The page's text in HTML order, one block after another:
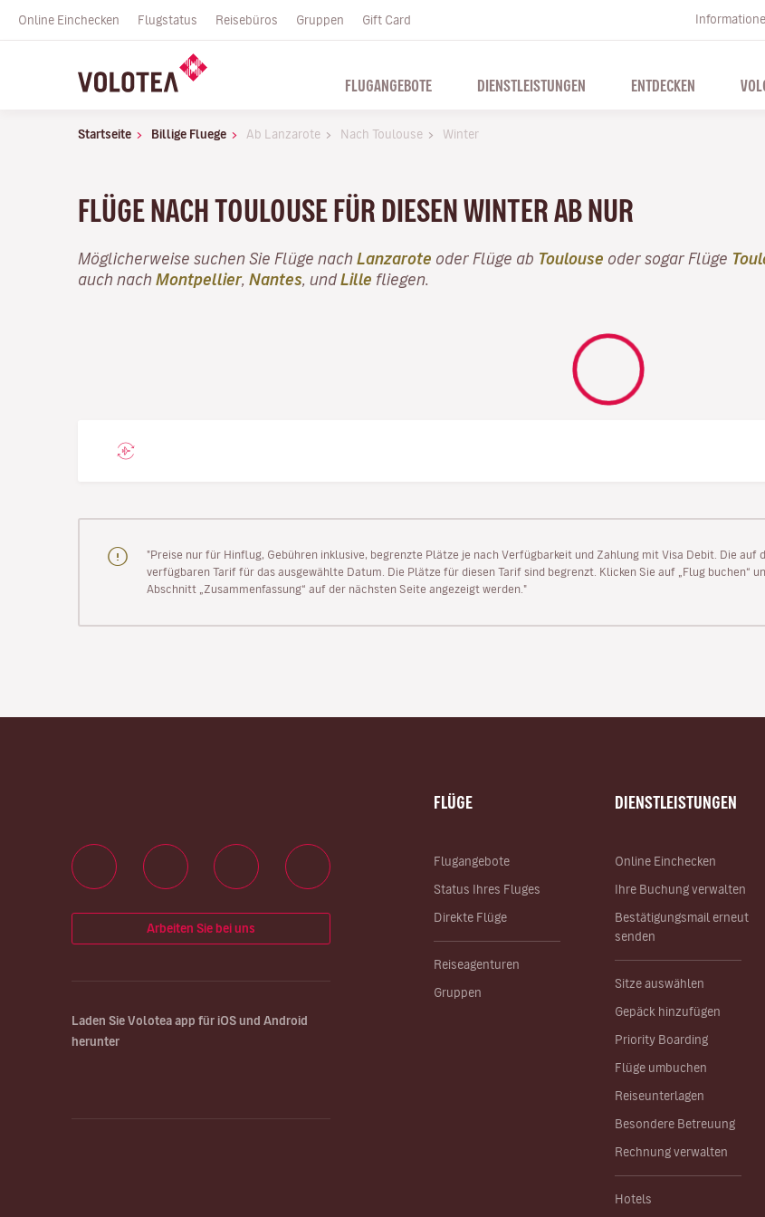
Online Einchecken Flugstatus Reisebüros Gruppen Gift Card
FLUGANGEBOTE DIENSTLEISTUNGEN ENTDECKEN
Startseite Billige Fluege Ab Lanzarote Nach Toulouse Winter
FLÜGE NACH TOULOUSE FÜR DIESEN WINTER AB NUR
Möglicherweise suchen Sie Flüge nach Lanzarote oder Flüge ab Toulouse oder sogar Flüge
auch nach Montpellier, Nantes , undLille fliegen.
"Preise nur für Hinflug, Gebühren inklusive, begrenzte Plätze je nach Verfügbarkeit und Zahlung mit Visa Debit. Die
verfügbaren Tarif für das ausgewählte Datum. Die Plätze für diesen Tarif sind begrenzt. Klicken Sie auf „Flug buchen“
Abschnitt „Zusammenfassung“ auf der nächsten Seite angezeigt werden."
FLÜGE
Flugangebote
Status Ihres Fluges
Direkte Flüge
Reiseagenturen
Gruppen
DIENSTLEISTUNGEN
Online Einchecken
Ihre Buchung verwalten
Bestätigungsmail erneut
senden
Sitze auswählen
Gepäck hinzufügen
Priority Boarding
Flüge umbuchen
Reiseunterlagen
Besondere Betreuung
Rechnung verwalten
Hotels
Arbeiten Sie bei uns
Laden Sie Volotea app für iOS und Android
herunter